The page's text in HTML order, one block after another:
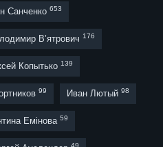
Санченко 653
В’ятрович 176
Копытько 139
99 Иван Лютый 98
Емінова 59
49